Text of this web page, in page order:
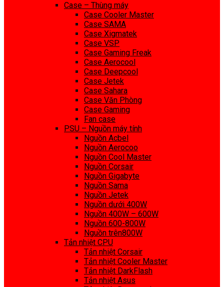
Case – Thùng máy
Case Cooler Master
Case SAMA
Case Xigmatek
Case VSP
Case Gaming Freak
Case Aerocool
Case Deepcool
Case Jetek
Case Sahara
Case Văn Phòng
Case Gaming
Fan case
PSU – Nguồn máy tính
Nguồn Acbel
Nguồn Aerocoo
Nguồn Cool Master
Nguồn Corsair
Nguồn Gigabyte
Nguồn Sama
Nguồn Jetek
Nguồn dưới 400W
Nguồn 400W – 600W
Nguồn 600-800W
Nguồn trên800W
Tản nhiệt CPU
Tản nhiệt Corsair
Tản nhiệt Cooler Master
Tản nhiệt DarkFlash
Tản nhiệt Asus